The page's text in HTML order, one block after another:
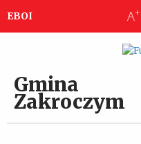
EBOI A+
Gmina
Zakroczym